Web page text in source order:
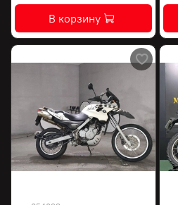
В корзину